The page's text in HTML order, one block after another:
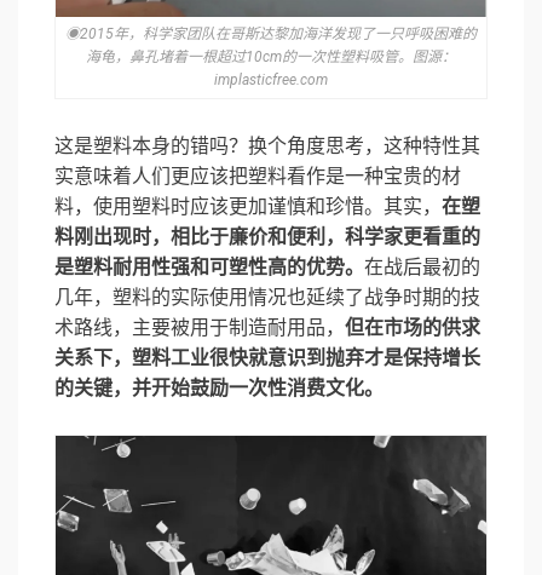
◉2015年，科学家团队在哥斯达黎加海洋发现了一只呼吸困难的
海龟，鼻孔堵着一根超过10cm的一次性塑料吸管。图源：
implasticfree.com
这是塑料本身的错吗？换个角度思考，这种特性其
实意味着人们更应该把塑料看作是一种宝贵的材
料，使用塑料时应该更加谨慎和珍惜。其实， 在塑
料刚出现时，相比于廉价和便利，科学家更看重的
是塑料耐用性强和可塑性高的优势。 在战后最初的
几年，塑料的实际使用情况也延续了战争时期的技
术路线，主要被用于制造耐用品， 但在市场的供求
关系下，塑料工业很快就意识到抛弃才是保持增长
的关键，并开始鼓励一次性消费文化。